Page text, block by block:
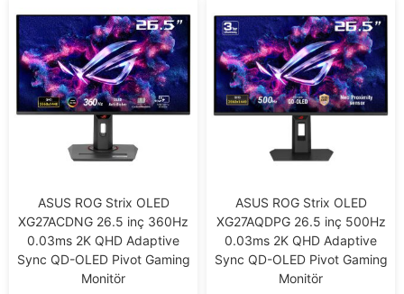
ASUS ROG Strix OLED
XG27ACDNG 26.5 inç 360Hz
0.03ms 2K QHD Adaptive
Sync QD-OLED Pivot Gaming
Monitör
ASUS ROG Strix OLED
XG27AQDPG 26.5 inç 500Hz
0.03ms 2K QHD Adaptive
Sync QD-OLED Pivot Gaming
Monitör